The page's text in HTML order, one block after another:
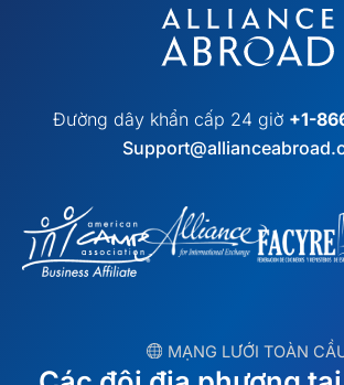
Đường dây khẩn cấp 24 giờ +1-
MẠNG LƯỚI TOÀN